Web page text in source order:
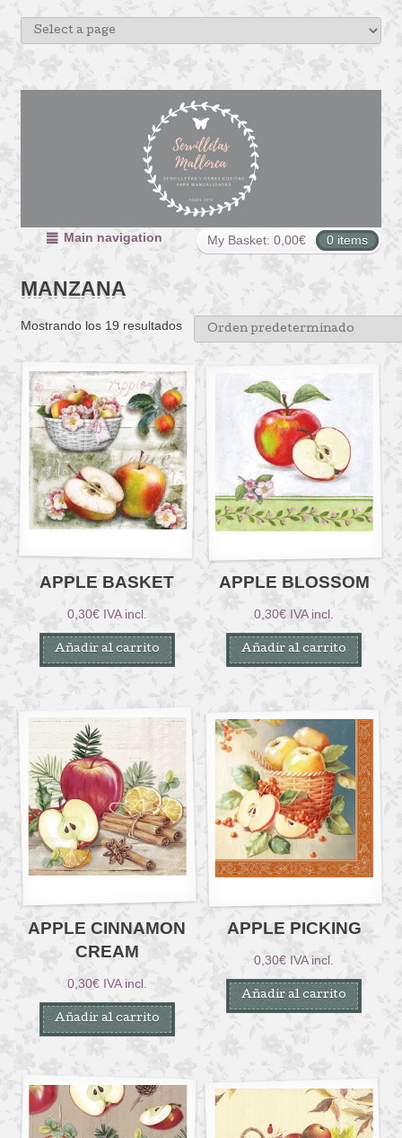
My Basket: 0,00€ 0 items
Main navigation
MANZANA
Mostrando los 19 resultados
APPLE BASKET
0,30€ IVA incl.
Añadir al carrito
APPLE BLOSSOM
0,30€ IVA incl.
Añadir al carrito
APPLE CINNAMON
CREAM
0,30€ IVA incl.
Añadir al carrito
APPLE PICKING
0,30€ IVA incl.
Añadir al carrito